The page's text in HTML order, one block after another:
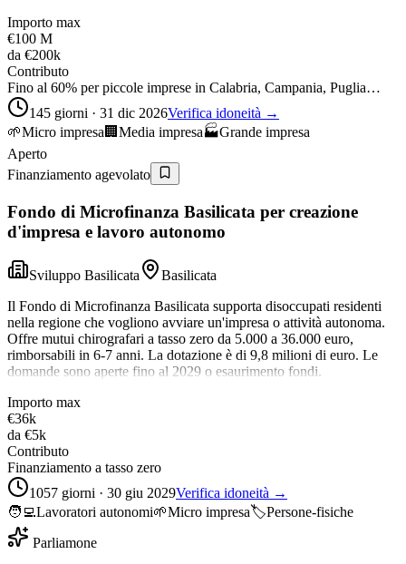
Importo max
€100 M
da €200k
Contributo
Fino al 60% per piccole imprese in Calabria, Campania, Puglia…
145 giorni · 31 dic 2026Verifica idoneità →
🌱Micro impresa 🏢 Media impresa🏭Grande impresa
Aperto
Finanziamento agevolato
Fondo di Microfinanza Basilicata per creazione
d'impresa e lavoro autonomo
Sviluppo Basilicata
Basilicata
Il Fondo di Microfinanza Basilicata supporta disoccupati residenti
nella regione che vogliono avviare un'impresa o attività autonoma.
Offre mutui chirografari a tasso zero da 5.000 a 36.000 euro,
rimborsabili in 6-7 anni. La dotazione è di 9,8 milioni di euro. Le
domande sono aperte fino al 2029 o esaurimento fondi.
Importo max
€36k
da €5k
Contributo
Finanziamento a tasso zero
1057 giorni · 30 giu 2029Verifica idoneità →
🧑‍💻Lavoratori autonomi🌱Micro impresa🏷️Persone-fisiche
Parliamone